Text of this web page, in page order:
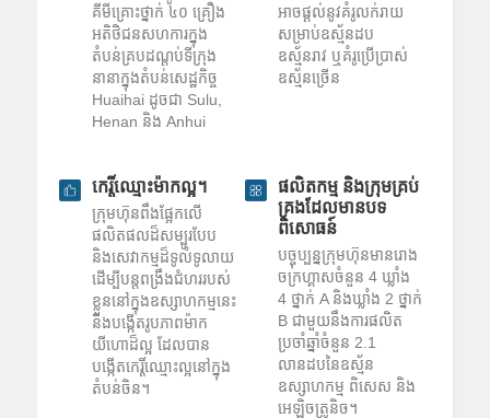
គីមី​គ្រោះថ្នាក់ ៤០ គ្រឿង
អតិថិជន​សហការ​ក្នុង​
តំបន់​គ្របដណ្តប់​ទីក្រុង​
នានា​ក្នុង​តំបន់​សេដ្ឋកិច្ច
Huaihai ដូចជា Sulu,
Henan និង Anhui
អាចផ្តល់នូវគំរូលក់រាយ
សម្រាប់ឧស្ម័នដប
ឧស្ម័នរាវ ឬគំរូប្រើប្រាស់
ឧស្ម័នច្រើន
កេរ្តិ៍ឈ្មោះម៉ាកល្អ។
ក្រុមហ៊ុនពឹងផ្អែកលើ
ផលិតផលដ៏សម្បូរបែប
និងសេវាកម្មដ៏ទូលំទូលាយ
ដើម្បីបន្តពង្រឹងជំហររបស់
ខ្លួននៅក្នុងឧស្សាហកម្មនេះ
និងបង្កើតរូបភាពម៉ាក
យីហោដ៏ល្អ ដែលបាន
បង្កើតកេរ្តិ៍ឈ្មោះល្អនៅក្នុង
តំបន់ចិន។
ផលិតកម្ម និងក្រុមគ្រប់
គ្រងដែលមានបទ
ពិសោធន៍
បច្ចុប្បន្នក្រុមហ៊ុនមានរោង
ចក្រហ្គាសចំនួន 4 ឃ្លាំង
4 ថ្នាក់ A និងឃ្លាំង 2 ថ្នាក់
B ជាមួយនឹងការផលិត
ប្រចាំឆ្នាំចំនួន 2.1
លានដបនៃឧស្ម័ន
ឧស្សាហកម្ម ពិសេស និង
អេឡិចត្រូនិច។